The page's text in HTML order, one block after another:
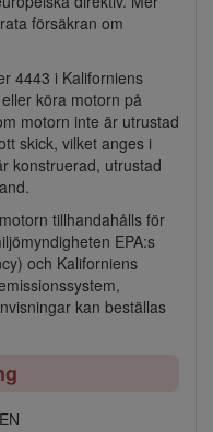
försäkran om
4443 i Kaliforniens
köra motorn på
motorn inte är utrustad
skick, vilket anges i
konstruerad, utrustad
tillhandahålls för
EPA:s
och Kaliforniens
kan beställas